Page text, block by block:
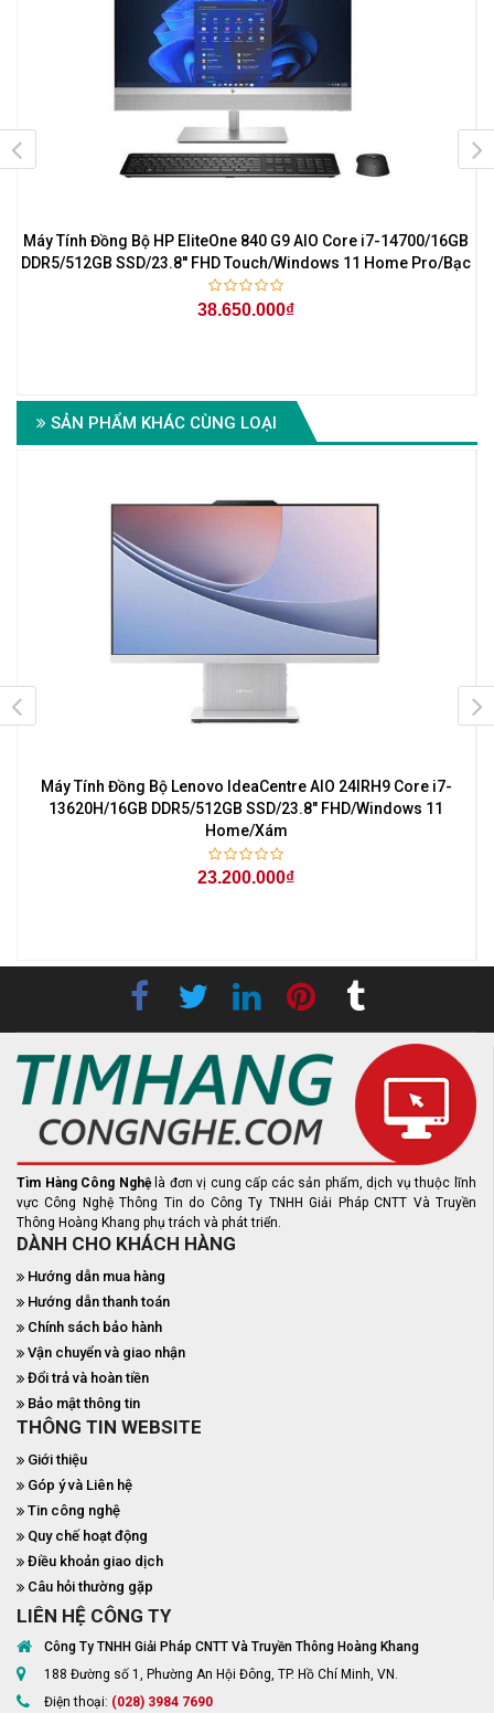
Máy Tính Đồng Bộ HP EliteOne 840 G9 AIO Core i7-14700/16GB
DDR5/512GB SSD/23.8'' FHD Touch/Windows 11 Home Pro/Bạc
38.650.000₫
SẢN PHẨM KHÁC CÙNG LOẠI
Máy Tính Đồng Bộ Lenovo IdeaCentre AIO 24IRH9 Core i7-
13620H/16GB DDR5/512GB SSD/23.8" FHD/Windows 11
Home/Xám
23.200.000₫
Tìm Hàng Công Nghệ là đơn vị cung cấp các sản phẩm, dịch vụ thuộc lĩnh
vực Công Nghệ Thông Tin do Công Ty TNHH Giải Pháp CNTT Và Truyền
Thông Hoàng Khang phụ trách và phát triển.
DÀNH CHO KHÁCH HÀNG
Hướng dẫn mua hàng
Hướng dẫn thanh toán
Chính sách bảo hành
Vận chuyển và giao nhận
Đổi trả và hoàn tiền
Bảo mật thông tin
THÔNG TIN WEBSITE
Giới thiệu
Góp ý và Liên hệ
Tin công nghệ
Quy chế hoạt động
Điều khoản giao dịch
Câu hỏi thường gặp
LIÊN HỆ CÔNG TY
Công Ty TNHH Giải Pháp CNTT Và Truyền Thông Hoàng Khang
188 Đường số 1, Phường An Hội Đông, TP. Hồ Chí Minh, VN.
Điện thoại: (028) 3984 7690